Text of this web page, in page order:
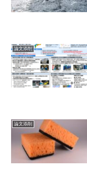
論文添削
論文添削